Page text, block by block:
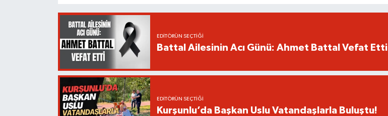
EDITÖRÜN SEÇTIĞI
Battal Ailesinin Acı Günü: Ahmet Battal Vefat Etti
EDITÖRÜN SEÇTIĞI
Kurşunlu’da Başkan Uslu Vatandaşlarla Buluştu!